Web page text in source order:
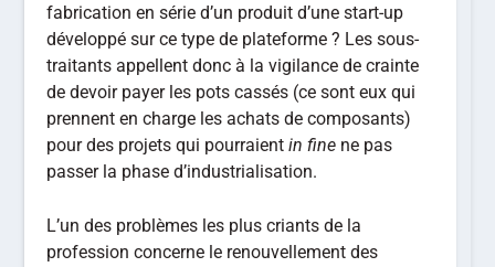
fabrication en série d’un produit d’une start-up
développé sur ce type de plateforme ? Les sous-
traitants appellent donc à la vigilance de crainte
de devoir payer les pots cassés (ce sont eux qui
prennent en charge les achats de composants)
pour des projets qui pourraientin fine ne pas
passer la phase d’industrialisation.
L’un des problèmes les plus criants de la
profession concerne le renouvellement des